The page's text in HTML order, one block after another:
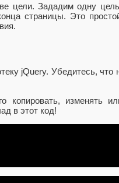
цели. Зададим одну
страницы. Это
jQuery. Убедитесь,
копировать, изменять
в этот код!